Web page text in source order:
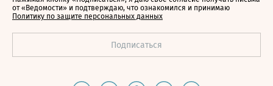
от «Ведомости» и подтверждаю, что ознакомился и принимаю
Политику по защите персональных данных